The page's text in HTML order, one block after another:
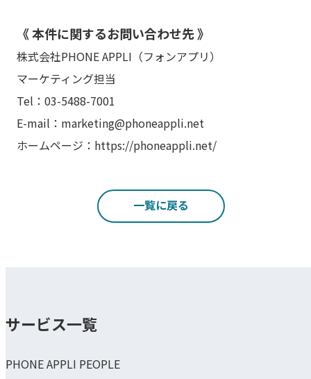
《 本件に関するお問い合わせ先 》
株式会社PHONE APPLI（フォンアプリ）
マーケティング担当
Tel：03-5488-7001
E-mail：marketing@phoneappli.net
ホームページ：https://phoneappli.net/
一覧に戻る
サービス一覧
PHONE APPLI PEOPLE